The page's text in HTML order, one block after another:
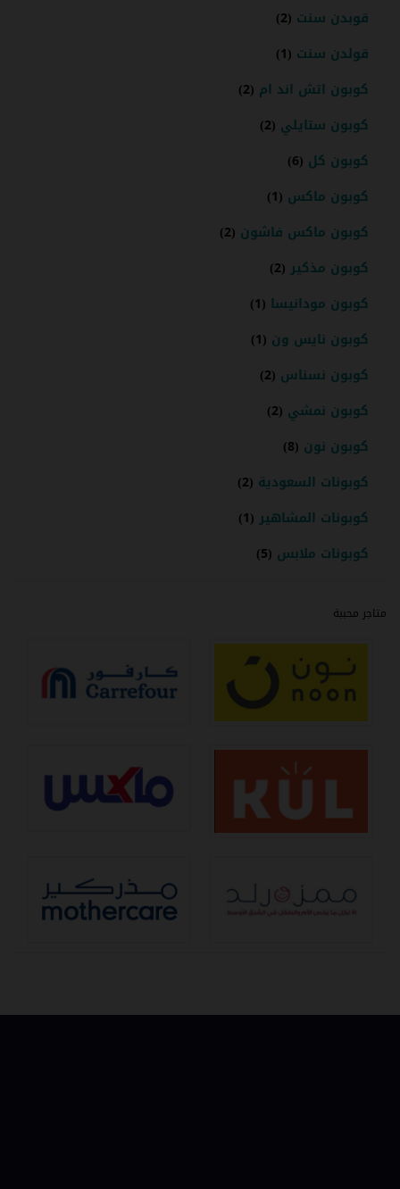
قوبدن سنت (2)
قولدن سنت (1)
كوبون اتش اند ام (2)
كوبون ستايلي (2)
كوبون كل (6)
كوبون ماكس (1)
كوبون ماكس فاشون (2)
كوبون مذكير (2)
كوبون مودانيسا (1)
كوبون نايس ون (1)
كوبون نسناس (2)
كوبون نمشي (2)
كوبون نون (8)
كوبونات السعودية (2)
كوبونات المشاهير (1)
كوبونات ملابس (5)
متاجر محببة